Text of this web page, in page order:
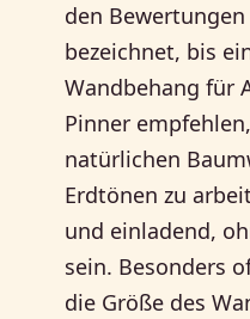
den
bezeichnet, bis
Wandbehang für
Pinner
natürlichen
Erdtönen zu
und einladend,
sein. Besonders
die Größe des